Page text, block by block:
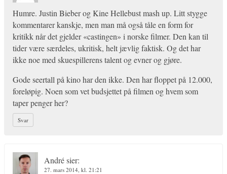
Humre. Justin Bieber og Kine Hellebust mash up. Litt stygge
kommentarer kanskje, men man må også tåle en form for
kritikk når det gjelder «castingen» i norske filmer. Den kan til
tider være særdeles, ukritisk, helt jævlig faktisk. Og det har
ikke noe med skuespillerens talent og evner og gjøre.
Gode seertall på kino har den ikke. Den har floppet på 12.000,
foreløpig. Noen som vet budsjettet på filmen og hvem som
taper penger her?
Svar
Andrésier:
27. mars 2014, kl. 21:21